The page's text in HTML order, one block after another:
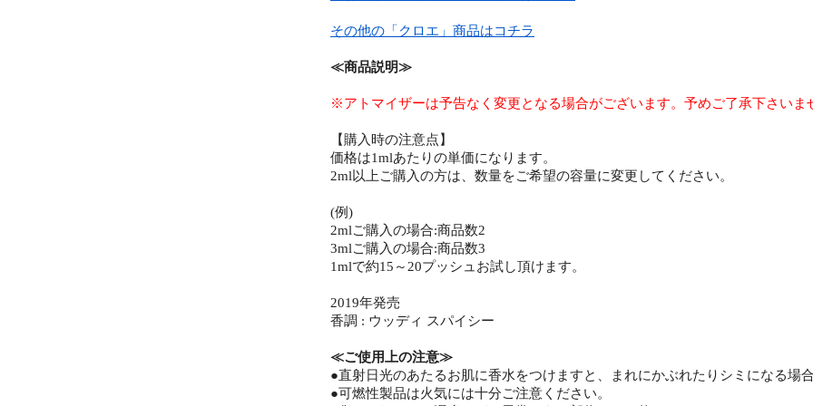
その他の「クロエ」商品はコチラ
≪商品説明≫
※アトマイザーは予告なく変更となる場合がございます。予めご了承下さいま
【購入時の注意点】
価格は1mlあたりの単価になります。
2ml以上ご購入の方は、数量をご希望の容量に変更してください。
(例)
2mlご購入の場合:商品数2
3mlご購入の場合:商品数3
1mlで約15～20プッシュお試し頂けます。
2019年発売
香調 : ウッディ スパイシー
≪ご使用上の注意≫
●直射日光のあたるお肌に香水をつけますと、まれにかぶれたりシミになる場
●可燃性製品は火気には十分ご注意ください。